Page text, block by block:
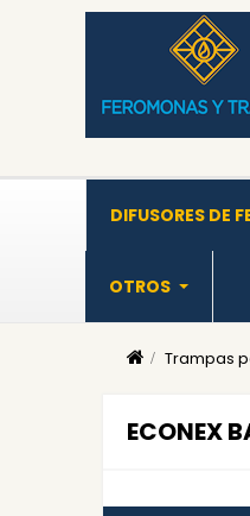
DIFUSORES DE
OTROS
Trampas
ECONEX